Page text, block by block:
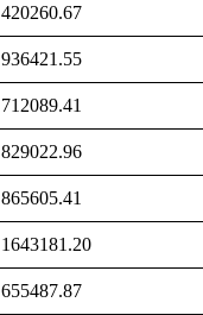
420260.67
936421.55
712089.41
829022.96
865605.41
1643181.20
655487.87